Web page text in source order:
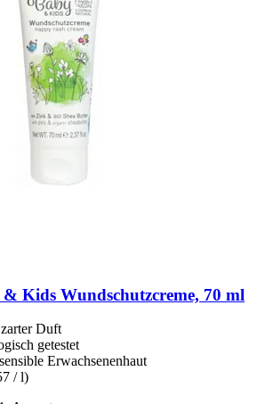
Kids Wundschutzcreme, 70 ml
Duft
getestet
Erwachsenenhaut
/ l)